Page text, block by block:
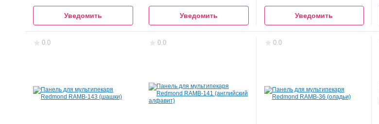
Уведомить Уведомить Уведомить
0.0 0.0 0.0